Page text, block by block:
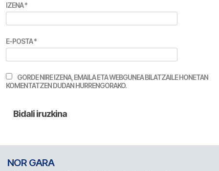
IZENA*
E-POSTA*
GORDE NIRE IZENA, EMAILA ETA WEBGUNEA BILATZAILE HONETAN
KOMENTATZEN DUDAN HURRENGORAKO.
NOR GARA